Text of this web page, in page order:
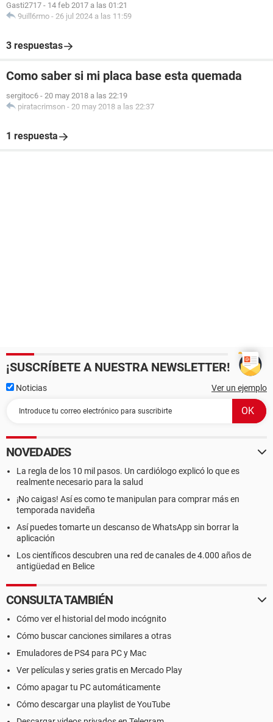
Gasti2717 - 14 feb 2017 a las 01:21
9uill6rmo - 26 jul 2024 a las 11:59
3 respuestas
Como saber si mi placa base esta quemada
sergitoc6 - 20 may 2018 a las 22:19
piratacrimson - 20 may 2018 a las 22:37
1 respuesta
¡SUSCRÍBETE A NUESTRA NEWSLETTER!
Noticias Ver un ejemplo
NOVEDADES
La regla de los 10 mil pasos. Un cardiólogo explicó lo que es
realmente necesario para la salud
¡No caigas! Así es como te manipulan para comprar más en
temporada navideña
Así puedes tomarte un descanso de WhatsApp sin borrar la
aplicación
Los científicos descubren una red de canales de 4.000 años de
antigüedad en Belice
CONSULTA TAMBIÉN
Cómo ver el historial del modo incógnito
Cómo buscar canciones similares a otras
Emuladores de PS4 para PC y Mac
Ver películas y series gratis en Mercado Play
Cómo apagar tu PC automáticamente
Cómo descargar una playlist de YouTube